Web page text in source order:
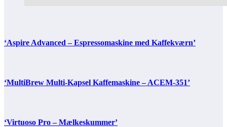
‘Aspire Advanced – Espressomaskine med Kaffekværn’
‘MultiBrew Multi-Kapsel Kaffemaskine – ACEM-351’
‘Virtuoso Pro – Mælkeskummer’